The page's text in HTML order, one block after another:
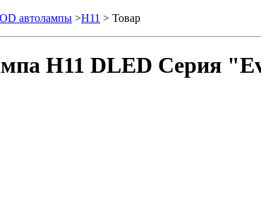
автолампы >H11 > Товар
H11 DLED Серия